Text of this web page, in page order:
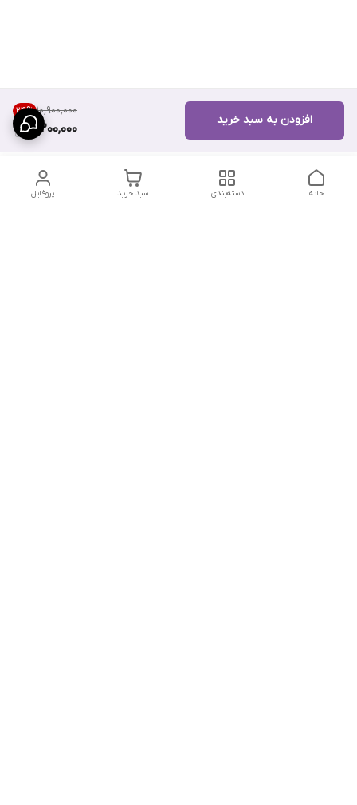
۱۰٬۹۰۰٬۰۰۰ 24%
8,200,000
افزودن به سبد خرید
پروفایل سبد خرید دسته‌بندی خانه